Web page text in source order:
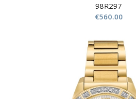
98R297
€560.00